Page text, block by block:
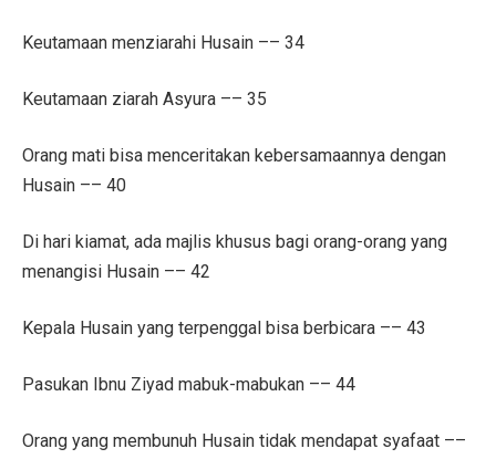
Keutamaan menziarahi Husain –– 34
Keutamaan ziarah Asyura –– 35
Orang mati bisa menceritakan kebersamaannya dengan
Husain –– 40
Di hari kiamat, ada majlis khusus bagi orang-orang yang
menangisi Husain –– 42
Kepala Husain yang terpenggal bisa berbicara –– 43
Pasukan Ibnu Ziyad mabuk-mabukan –– 44
Orang yang membunuh Husain tidak mendapat syafaat ––